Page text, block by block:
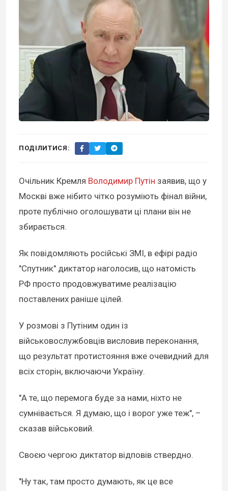
ПОДІЛИТИСЯ:
Очільник Кремля Володимир Путін заявив, що у
Москві вже нібито чітко розуміють фінал війни,
проте публічно оголошувати ці плани він не
збирається.
Як повідомляють російські ЗМІ, в ефірі радіо
"Спутник" диктатор наголосив, що натомість
РФ просто продовжуватиме реалізацію
поставлених раніше цілей.
У розмові з Путіним один із
військовослужбовців висловив переконання,
що результат протистояння вже очевидний для
всіх сторін, включаючи Україну.
"А те, що перемога буде за нами, ніхто не
сумнівається. Я думаю, що і ворог уже теж", –
сказав військовий.
Своєю чергою диктатор відповів ствердно.
"Ну так, там просто думають, як це все